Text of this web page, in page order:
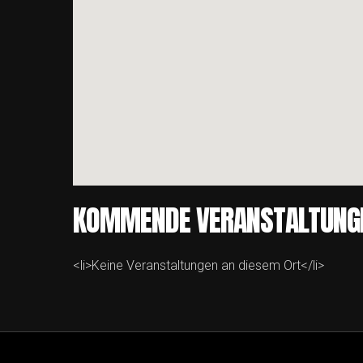
KOMMENDE
<li>Keine Veranstaltungen an diesem Ort</li>